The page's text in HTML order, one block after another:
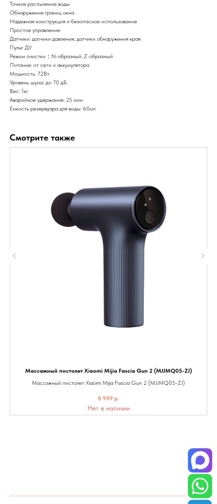
Точное распыление воды
Обнаружение границ окна
Надежная конструкция и безопасное использование
Простое управление
Датчики: датчики давления, датчики обнаружения края
Пульт ДУ
Режим очистки：N-образный, Z-образный
Питание: от сети и аккумулятора
Мощность: 72Вт.
Уровень шума: до 70 дБ.
Вес: 1кг.
Аварийное удержание: 25 мин
Емкость резервуара для воды: 60мл.
Смотрите также
Массажный пистолет Xiaomi Mijia Fascia Gun 2 (MJJMQ05-ZJ)
Массажный пистолет Xiaomi Mijia Fascia Gun 2 (MJJMQ05-ZJ)
8 999 р.
Нет в наличии